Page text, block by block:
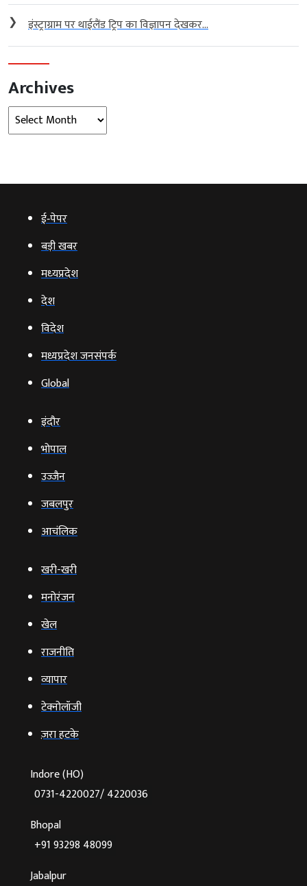
❯ इंस्ट्राग्राम पर थाईलैंड ट्रिप का विज्ञापन देखकर...
Archives
Archives
ई‑पेपर
बड़ी खबर
मध्‍यप्रदेश
देश
विदेश
मध्यप्रदेश जनसंपर्क
Global
इंदौर
भोपाल
उज्‍जैन
जबलपुर
आचंलिक
खरी-खरी
मनोरंजन
खेल
राजनीति
व्‍यापार
टेक्‍नोलॉजी
ज़रा हटके
Indore (HO)
0731-4220027/ 4220036
Bhopal
+91 93298 48099
Jabalpur